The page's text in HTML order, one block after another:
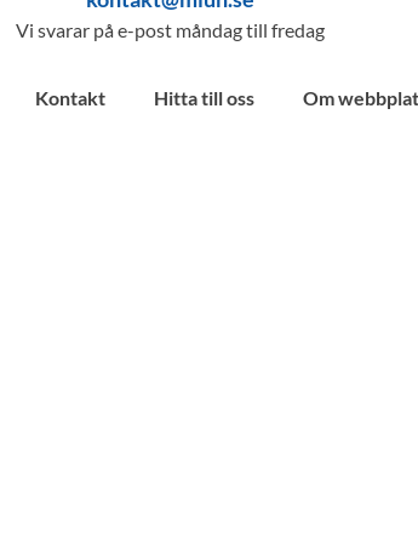
Vi svarar på e-post måndag till fredag
Kontakt Hitta till oss Om